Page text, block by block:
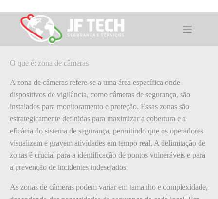
para
conteúdoO que é: zona de câmeras
O que é: zona de câmeras
A zona de câmeras refere-se a uma área específica onde
dispositivos de vigilância, como câmeras de segurança, são
instalados para monitoramento e proteção. Essas zonas são
estrategicamente definidas para maximizar a cobertura e a
eficácia do sistema de segurança, permitindo que os operadores
visualizem e gravem atividades em tempo real. A delimitação de
zonas é crucial para a identificação de pontos vulneráveis e para
a prevenção de incidentes indesejados.
As zonas de câmeras podem variar em tamanho e complexidade,